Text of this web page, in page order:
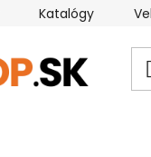
Katalógy